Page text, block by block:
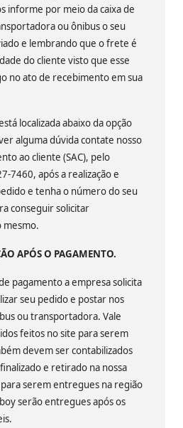
informe por meio da caixa de
ou ônibus o seu
e lembrando que o frete é
do cliente visto que esse
no ato de recebimento em sua
localizada abaixo da opção
alguma dúvida contate nosso
ao cliente (SAC), pelo
7460, após a realização e
e tenha o número do seu
conseguir solicitar
mesmo.
APÓS O PAGAMENTO.
pagamento a empresa solicita
seu pedido e postar nos
ou transportadora. Vale
feitos no site para serem
devem ser contabilizados
e retirado na nossa
serem entregues na região
serão entregues após os